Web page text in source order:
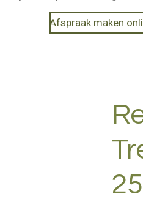
Afspraak maken